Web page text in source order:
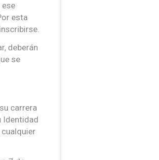
ese
esta
deberán
se
carrera
Identidad